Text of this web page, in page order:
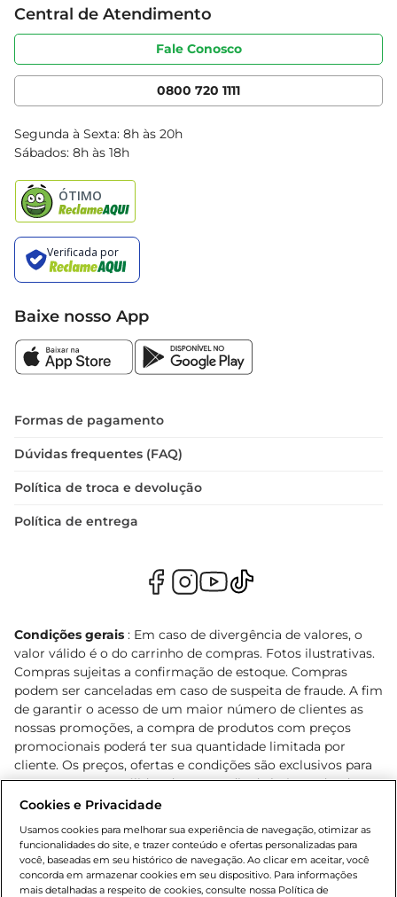
Sobre privacidade
Portal do fornecedor
Cencosud Media
Produtos Bretas
Código de ética
Serviços
Clube Bretas
Blog Bretas
Black Friday
Central de Atendimento
Fale Conosco
0800 720 1111
Segunda à Sexta: 8h às 20h
Sábados: 8h às 18h
Baixe nosso App
Formas de pagamento
Dúvidas frequentes (FAQ)
Política de troca e devolução
Política de entrega
Condições gerais : Em caso de divergência de valores, o
valor válido é o do carrinho de compras. Fotos ilustrativas.
Compras sujeitas a confirmação de estoque. Compras
podem ser canceladas em caso de suspeita de fraude. A fim
de garantir o acesso de um maior número de clientes as
nossas promoções, a compra de produtos com preços
promocionais poderá ter sua quantidade limitada por
cliente. Os preços, ofertas e condições são exclusivos para
o e-commerce e válidos durante o dia de hoje, podendo
sofrer alterações sem prévia notificação. Proibida a venda
Lei n.º 8069/90, art. 81, inciso II (Estatuto da Criança e do
Adolescente). Preços e condições exclusivos para o
www.bretas.com.br, podendo sofrer alterações sem aviso
Cookies e Privacidade
Usamos cookies para melhorar sua experiência de navegação, otimizar as
funcionalidades do site, e trazer conteúdo e ofertas personalizadas para
você, baseadas em seu histórico de navegação. Ao clicar em aceitar, você
concorda em armazenar cookies em seu dispositivo. Para informações
mais detalhadas a respeito de cookies, consulte nossa Política de